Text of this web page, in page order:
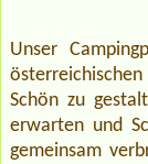
Unser
Schön zu
erwarten und
gemeinsam